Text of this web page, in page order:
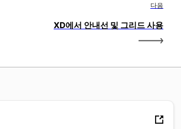
다음
XD에서 안내선 및 그리드 사용